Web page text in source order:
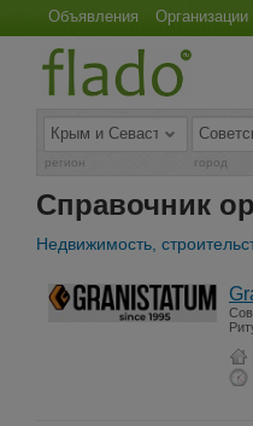
Объявления Организации
регион город
Справочник
Недвижимость,